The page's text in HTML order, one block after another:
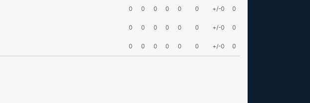
0 0 0 0 0 0 +/-0 0
0 0 0 0 0 0 +/-0 0
0 0 0 0 0 0 +/-0 0